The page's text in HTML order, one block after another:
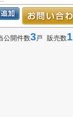
公開件数3戸 販売数1